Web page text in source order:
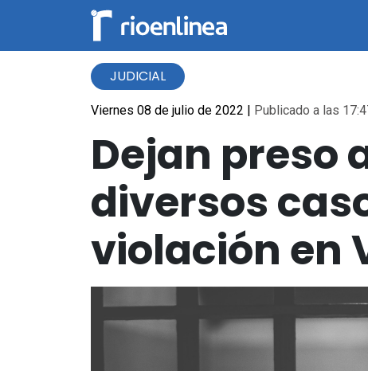
JUDICIAL
Viernes 08 de julio de 2022 | Publicado a las
Dejan preso
diversos
violación en